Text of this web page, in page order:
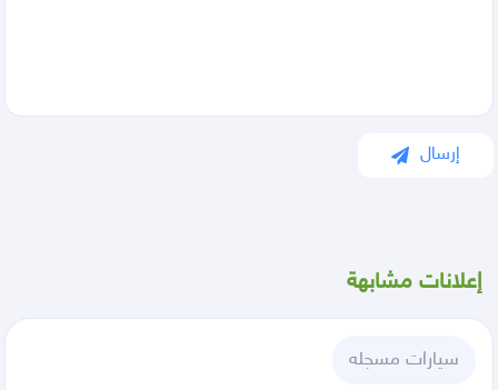
إعلانات مشابهة
إرسال
سيارات مسجله